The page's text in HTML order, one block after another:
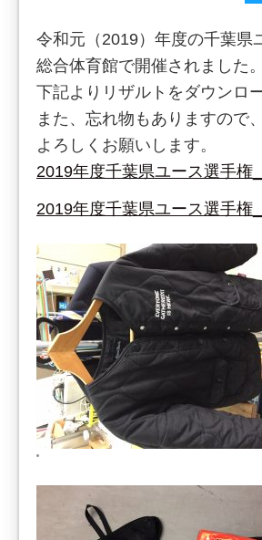
令和元（2019）年度の千葉県
総合体育館で開催されました。
下記よりリザルトをダウンロ
また、忘れ物もありますので
よろしくお願いします。
2019年度千葉県ユース選手権
2019年度千葉県ユース選手権